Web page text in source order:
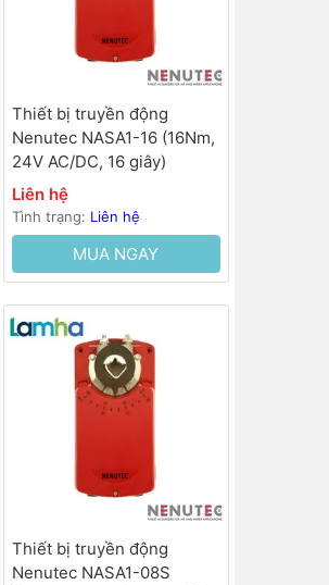
Thiết bị truyền động
Nenutec NASA1-16 (16Nm,
24V AC/DC, 16 giây)
Liên hệ
Tình trạng: Liên hệ
MUA NGAY
Thiết bị truyền động
Nenutec NASA1-08S